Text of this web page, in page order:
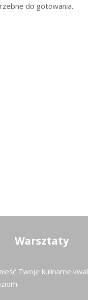
do gotowania.
Warsztaty
Twoje kulinarne